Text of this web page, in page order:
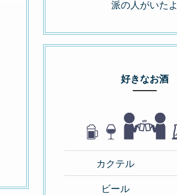
派の人がいたよ
好きなお酒
カクテル
ビール